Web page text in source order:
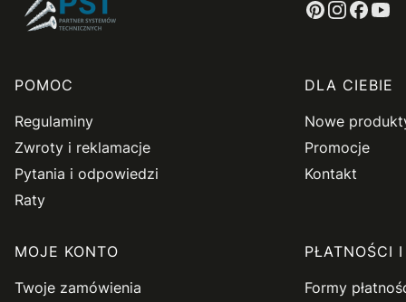
Linki w stopce
POMOC
Regulaminy
Zwroty i reklamacje
Pytania i odpowiedzi
Raty
DLA CIEBIE
Nowe
Promocje
Kontakt
MOJE KONTO
Twoje zamówienia
PŁATNOŚCI
Formy